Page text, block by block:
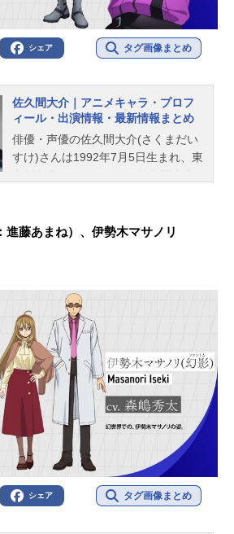
シェア タグ画像まとめ
佐久間大介｜アニメキャラ・プロフ
ィール・出演情報・最新情報まとめ
俳優・声優の佐久間大介(さくまだい
すけ)さんは1992年7月5日生まれ、東
進藤あまね）、伊勢木マサノリ
シェア タグ画像まとめ